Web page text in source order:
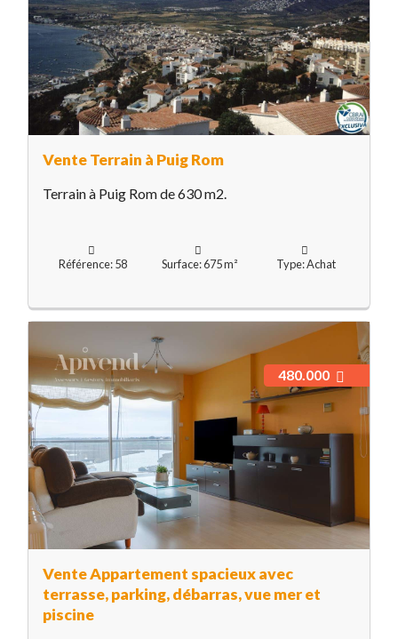
Vente Terrain à Puig Rom
Terrain à Puig Rom de 630 m2.
Référence: 58 Surface: 675 m² Type: Achat
Vente Appartement spacieux avec
terrasse, parking, débarras, vue mer et
piscine
480.000